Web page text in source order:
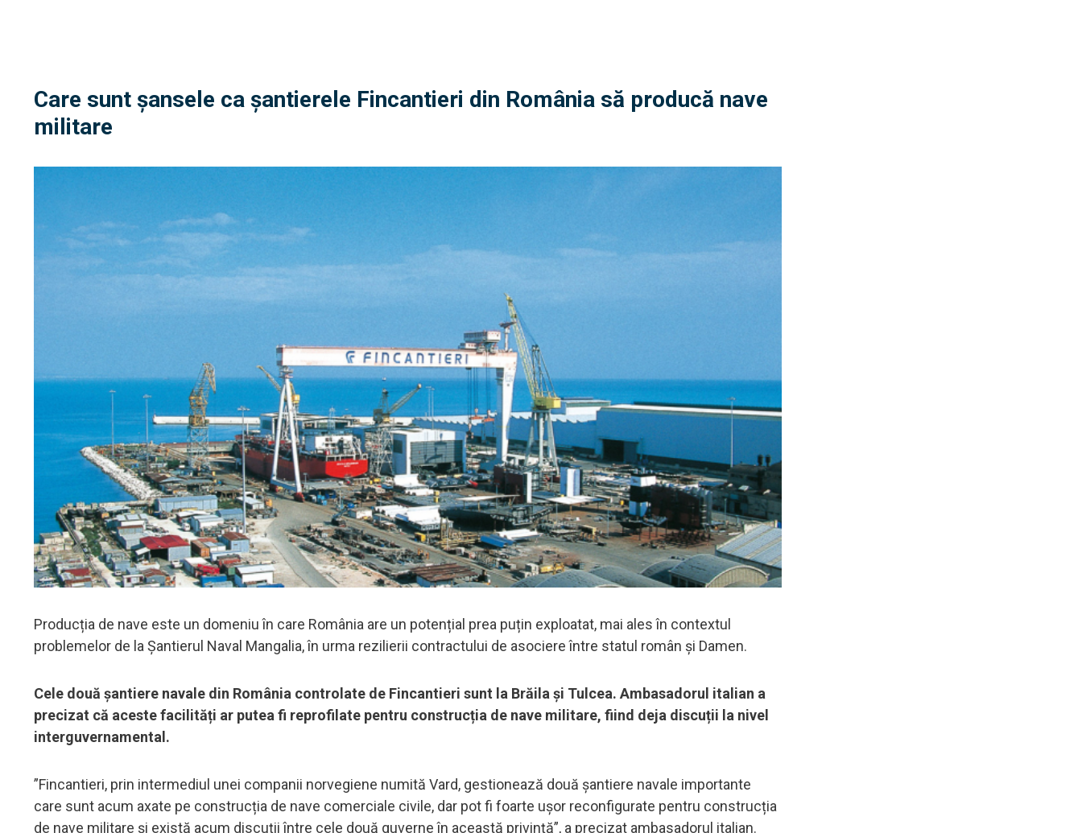
Care sunt șansele ca șantierele Fincantieri din România să producă nave
militare
Producția de nave este un domeniu în care România are un potențial prea puțin exploatat, mai ales în contextul
problemelor de la Șantierul Naval Mangalia, în urma rezilierii contractului de asociere între statul român și Damen.
Cele două șantiere navale din România controlate de Fincantieri sunt la Brăila și Tulcea. Ambasadorul italian a
precizat că aceste facilități ar putea fi reprofilate pentru construcția de nave militare, fiind deja discuții la nivel
interguvernamental.
”Fincantieri, prin intermediul unei companii norvegiene numită Vard, gestionează două șantiere navale importante
care sunt acum axate pe construcția de nave comerciale civile, dar pot fi foarte ușor reconfigurate pentru construcția
de nave militare și există acum discuții între cele două guverne în această privință”, a precizat ambasadorul italian.